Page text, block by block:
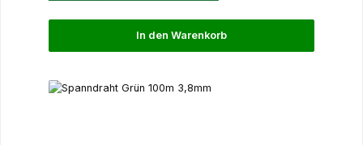
In den Warenkorb